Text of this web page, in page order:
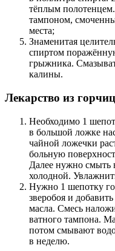
тёплым
тампоном,
места;
Знаменитая
спиртом
грыжника.
калины.
Лекарство из
Необходимо 1
в большой ложке
чайной ложечки
больную
Далее нужно смыть
холодной.
Нужно 1 шепотку
зверобоя и
масла. Смесь
ватного тампона.
потом смывают
в неделю.